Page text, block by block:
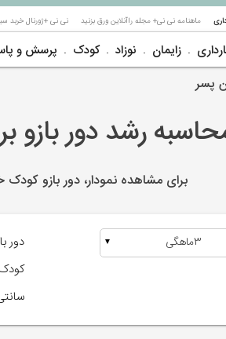
ماهنامه نی نی+ مجله راآنلاین ورق بزنید نی نی +ژورنال خربد
زایمان نوزاد کودک پرسش و
پسر
رشد دور
برای مشاهده نمودار، دور بازو کودک
▼
دور